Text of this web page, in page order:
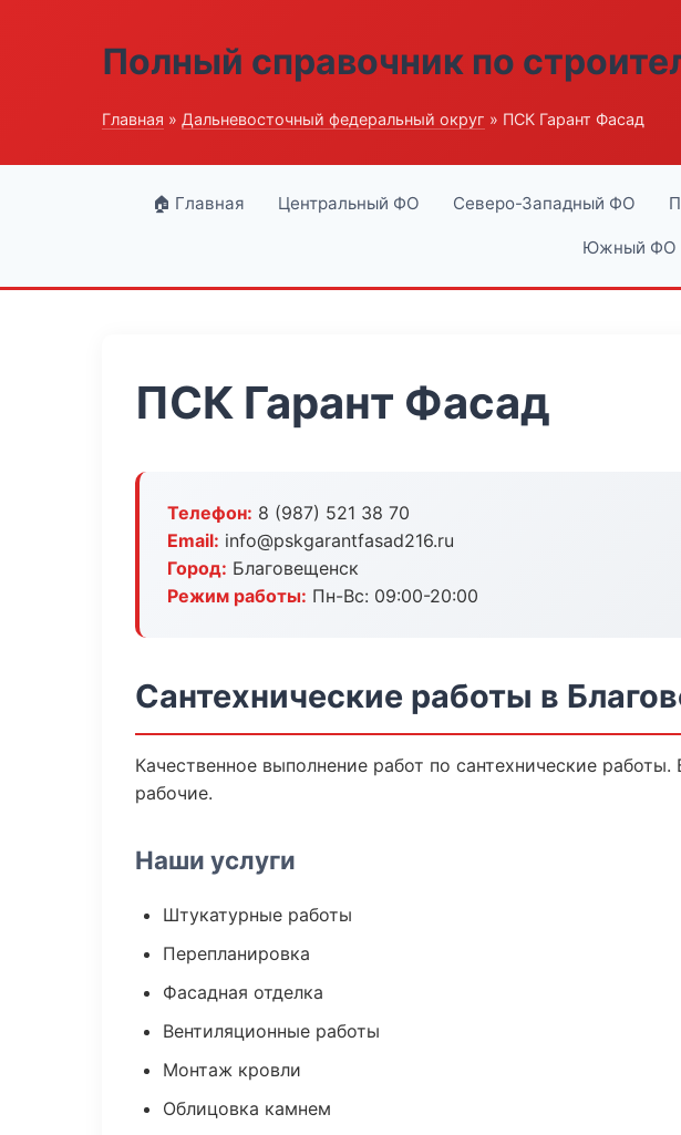
Полный справочник по
Главная » Дальневосточный федеральный округ » ПСК Гарант Фасад
🏠 Главная Центральный ФО Северо-Западный ФО
Южный ФО
ПСК Гарант Фасад
Телефон: 8 (987) 521 38 70
Email: info@pskgarantfasad216.ru
Город: Благовещенск
Режим работы: Пн-Вс: 09:00-20:00
Сантехнические работы в
Качественное выполнение работ по сантехнические
рабочие.
Наши услуги
Штукатурные работы
Перепланировка
Фасадная отделка
Вентиляционные работы
Монтаж кровли
Облицовка камнем